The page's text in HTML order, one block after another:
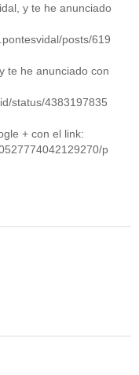
y te he anunciado
posts/619
te he anunciado con
status/4383197835
+ con el link:
p